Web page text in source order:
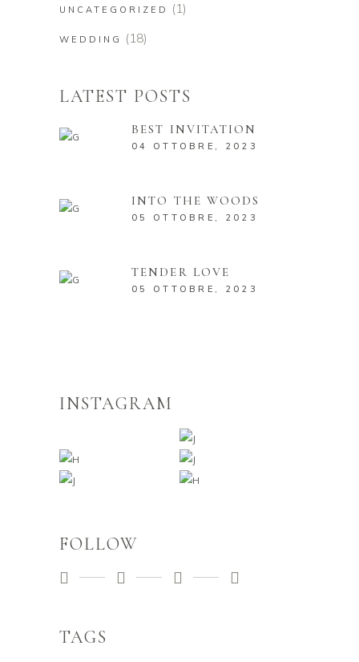
UNCATEGORIZED (1)
WEDDING (18)
LATEST POSTS
BEST INVITATION
04 OTTOBRE, 2023
INTO THE WOODS
05 OTTOBRE, 2023
TENDER LOVE
05 OTTOBRE, 2023
INSTAGRAM
FOLLOW
TAGS